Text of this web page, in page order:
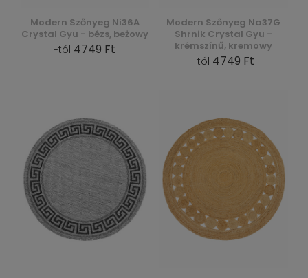
Modern Szőnyeg Ni36A
Crystal Gyu - bézs, beżowy
-tól 4749 Ft
Modern Szőnyeg Na37G
Shrnik Crystal Gyu -
krémszínű, kremowy
-tól 4749 Ft